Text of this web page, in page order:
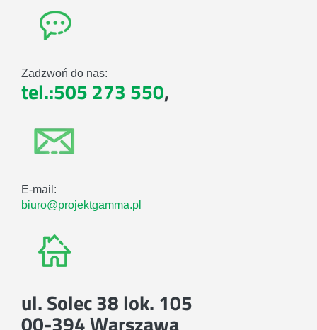
Zadzwoń do nas:
tel.:505 273 550,
E-mail:
biuro@projektgamma.pl
ul. Solec 38 lok. 105